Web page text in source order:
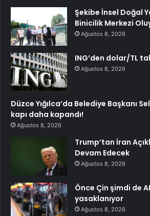
Şekibe İnsel Doğal
Binicilik Merkezi
Ağustos 8, 2026
ING’den dolar/TL
Ağustos 8, 2026
Düzce Yığılca’da Belediye Başkanı
kapı daha kapandı!
Ağustos 8, 2026
Trump’tan İran
Devam Edecek
Ağustos 8, 2026
Önce Çin şimdi de
yasaklanıyor
Ağustos 8, 2026